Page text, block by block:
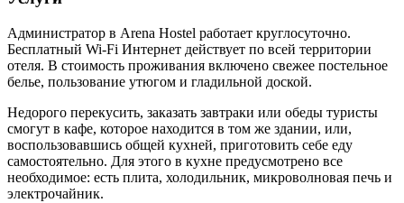
Администратор в Arena Hostel работает круглосуточно.
Бесплатный Wi-Fi Интернет действует по всей территории
отеля. В стоимость проживания включено свежее постельное
белье, пользование утюгом и гладильной доской.
Недорого перекусить, заказать завтраки или обеды туристы
смогут в кафе, которое находится в том же здании, или,
воспользовавшись общей кухней, приготовить себе еду
самостоятельно. Для этого в кухне предусмотрено все
необходимое: есть плита, холодильник, микроволновая печь и
электрочайник.